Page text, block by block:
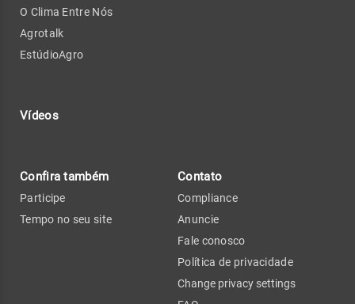
O Clima Entre Nós
Agrotalk
EstúdioAgro
Vídeos
Confira também
Participe
Tempo no seu site
Contato
Compliance
Anuncie
Fale conosco
Política de privacidade
Change privacy settings